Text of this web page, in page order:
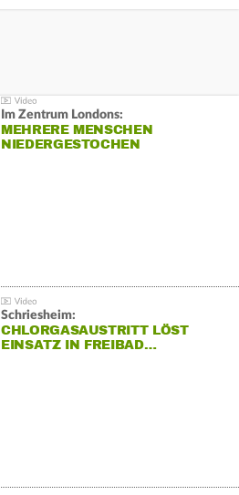
Im Zentrum Londons:
MEHRERE MENSCHEN
NIEDERGESTOCHEN
Schriesheim:
CHLORGASAUSTRITT LÖST
EINSATZ IN FREIBAD…